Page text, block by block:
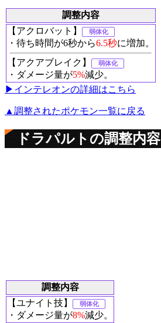
調整内容
【アクロバット】
弱体化
・待ち時間が6秒から6.5秒に増加。
【アクアブレイク】
弱体化
・ダメージ量が5%減少。
▶︎インテレオンの詳細はこちら
▲調整されたポケモン一覧に戻る
ドラパルトの調整内容
調整内容
【ユナイト技】
弱体化
・ダメージ量が8%減少。